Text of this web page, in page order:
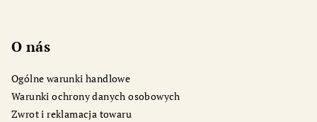
O nás
Ogólne warunki handlowe
Warunki ochrony danych osobowych
Zwrot i reklamacja towaru